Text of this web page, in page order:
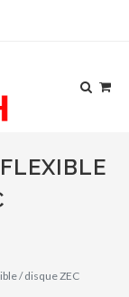
/ disque ZEC